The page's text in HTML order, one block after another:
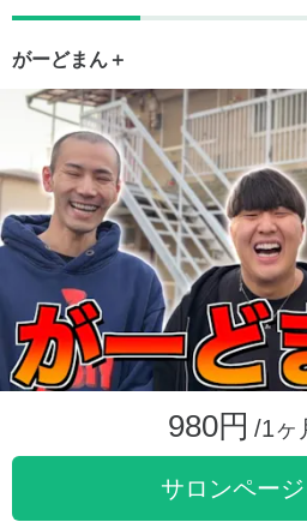
がーどまん＋
980円 /1ヶ
サロンペー